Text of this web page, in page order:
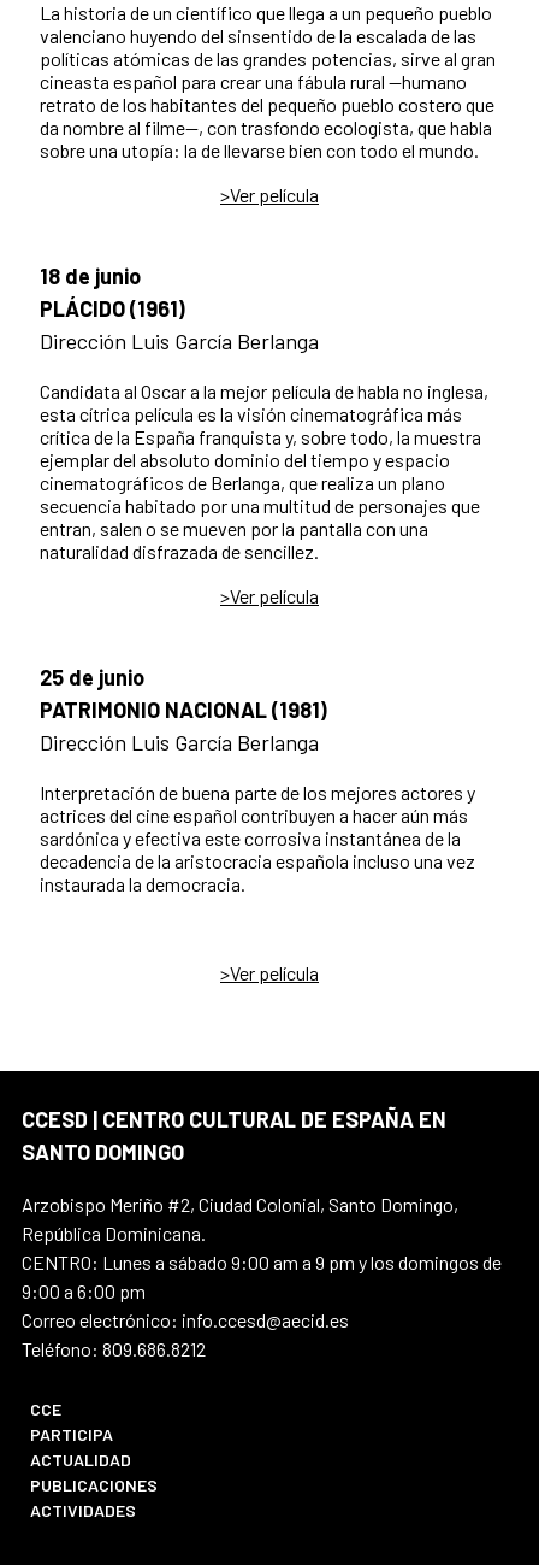
La historia de un científico que llega a un pequeño pueblo
valenciano huyendo del sinsentido de la escalada de las
políticas atómicas de las grandes potencias, sirve al gran
cineasta español para crear una fábula rural —humano
retrato de los habitantes del pequeño pueblo costero que
da nombre al filme—, con trasfondo ecologista, que habla
sobre una utopía: la de llevarse bien con todo el mundo.
>Ver película
18 de junio
PLÁCIDO (1961)
Dirección Luis García Berlanga
Candidata al Oscar a la mejor película de habla no inglesa,
esta cítrica película es la visión cinematográfica más
crítica de la España franquista y, sobre todo, la muestra
ejemplar del absoluto dominio del tiempo y espacio
cinematográficos de Berlanga, que realiza un plano
secuencia habitado por una multitud de personajes que
entran, salen o se mueven por la pantalla con una
naturalidad disfrazada de sencillez.
>Ver película
25 de junio
PATRIMONIO NACIONAL (1981)
Dirección Luis García Berlanga
Interpretación de buena parte de los mejores actores y
actrices del cine español contribuyen a hacer aún más
sardónica y efectiva este corrosiva instantánea de la
decadencia de la aristocracia española incluso una vez
instaurada la democracia.
>Ver película
CCESD | CENTRO CULTURAL DE ESPAÑA EN
SANTO DOMINGO
Arzobispo Meriño #2, Ciudad Colonial, Santo Domingo,
República Dominicana.
CENTRO: Lunes a sábado 9:00 am a 9 pm y los domingos de
9:00 a 6:00 pm
Correo electrónico: info.ccesd@aecid.es
Teléfono: 809.686.8212
CCE
PARTICIPA
ACTUALIDAD
PUBLICACIONES
ACTIVIDADES